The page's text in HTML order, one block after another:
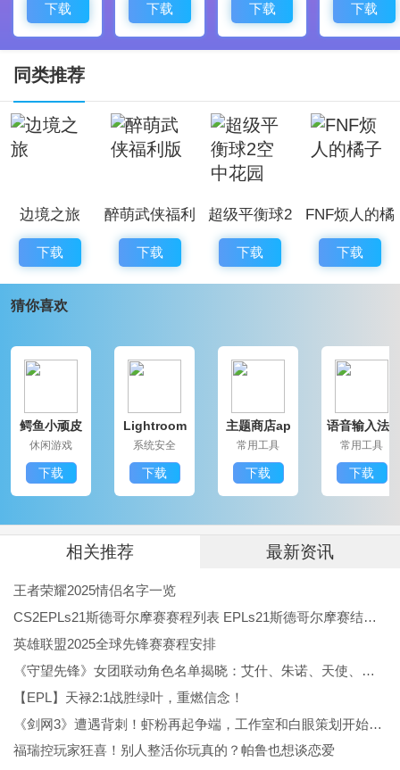
滴管、吸收器等工具，用来调整水流方向或移除障碍。
玩家可在关卡中通过奖励获得这些道具，从而提升通关
效率。
完成成就后可获取多种主题小鸭，例如角斗鸭、宇航
鸭、草裙鸭等，丰富收藏内容，增加游戏乐趣与成就
4、探索肥皂工厂和他有趣的场景
新增下水道、肥皂工厂和海滩三个场景，每一处都带有
美，带来焕然一新的视觉体验。
过关条件：收集3只小鸭；帮助小顽皮获得足够的水完成
1、划开泥土，让清水上升并触发红色机关，释放出腐蚀
2、腐蚀水会侵蚀并清出通路，利于清水流通。划开清水
坑右侧的泥土，引导水流去收集小鸭。
3、清水会触发蓝色机关，建议布置一个U型通道以便收
集全部小鸭。全部收集完毕后划开通道，让清水流入小
顽皮的房间就可以完成关卡。
下载 下载 下载 下载
同类推荐
边境之旅
下载
醉萌武侠福利
版
下载
超级平衡球2
空中花园
下载
FNF烦人的橘
子
下载
猜你喜欢
鳄鱼小顽皮
爱洗澡2内购
休闲游戏
下载
Lightroom
中文破解版
系统安全
下载
主题商店ap
p
常用工具
下载
语音输入法a
pp
常用工具
下载
相关推荐 最新资讯
王者荣耀2025情侣名字一览
CS2EPLs21斯德哥尔摩赛赛程列表 EPLs21斯德哥尔摩赛结果公布
英雄联盟2025全球先锋赛赛程安排
《守望先锋》女团联动角色名单揭晓：艾什、朱诺、天使、伊拉锐与D.Va！
【EPL】天禄2:1战胜绿叶，重燃信念！
《剑网3》遭遇背刺！虾粉再起争端，工作室和白眼策划开始反噬
福瑞控玩家狂喜！别人整活你玩真的？帕鲁也想谈恋爱